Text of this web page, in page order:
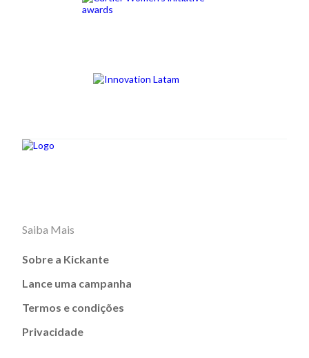
Saiba Mais
Sobre a Kickante
Lance uma campanha
Termos e condições
Privacidade